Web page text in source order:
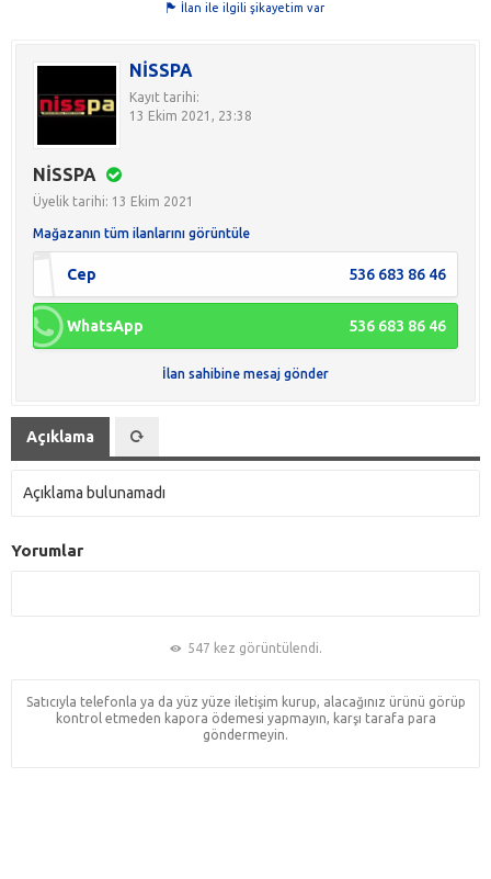
İlan ile ilgili şikayetim var
NİSSPA
Kayıt tarihi:
13 Ekim 2021, 23:38
NİSSPA
Üyelik tarihi: 13 Ekim 2021
Mağazanın tüm ilanlarını görüntüle
Cep 536 683 86 46
WhatsApp 536 683 86 46
İlan sahibine mesaj gönder
Açıklama
Açıklama bulunamadı
Yorumlar
547 kez görüntülendi.
Satıcıyla telefonla ya da yüz yüze iletişim kurup, alacağınız ürünü görüp
kontrol etmeden kapora ödemesi yapmayın, karşı tarafa para
göndermeyin.